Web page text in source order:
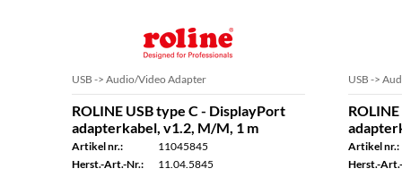
USB -> Audio/Video Adapter
ROLINE USB type C - DisplayPort
adapterkabel, v1.2, M/M, 1 m
Artikel nr.:
11045845
Herst.-Art.-Nr.:
11.04.5845
USB ->
Artikel nr.:
Herst.-